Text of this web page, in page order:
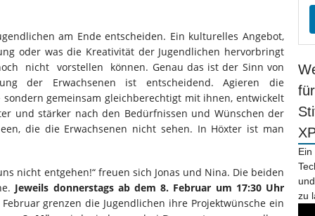
am Ende entscheiden. Ein kulturelles Angebot,
oder was die Kreativität der Jugendlichen hervorbringt
nicht vorstellen können. Genau das ist der Sinn von
der Erwachsenen ist entscheidend. Agieren die
sondern gemeinsam gleichberechtigt mit ihnen, entwickelt
und stärker nach den Bedürfnissen und Wünschen der
die die Erwachsenen nicht sehen. In Höxter ist man
nicht entgehen!“ freuen sich Jonas und Nina. Die beiden
Jeweils donnerstags ab dem 8. Februar um 17:30 Uhr
grenzen die Jugendlichen ihre Projektwünsche ein
zu